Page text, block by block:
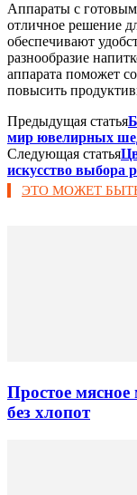
Аппараты с
отличное решение
обеспечивают
разнообразие
аппарата поможет
повысить
Предыдущая статья
мир ювелирных
Следующая статья
искусство выбора
ЭТО МОЖЕТ
Простое
без хлопот